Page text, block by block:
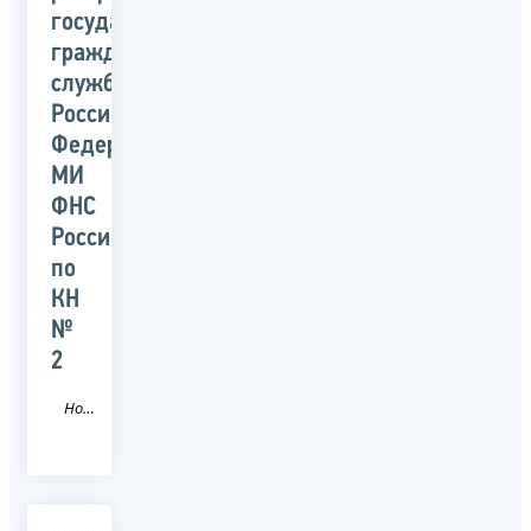
государственной
гражданской
службы
Российской
Федерации
МИ
ФНС
России
по
КН
№
2
Новость